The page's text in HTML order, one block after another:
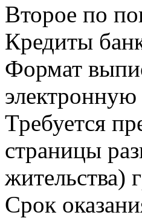
Второе по
Кредиты
Формат
Требуется
страницы
жительства)
Срок